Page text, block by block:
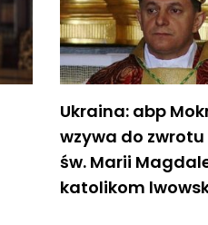
Ukraina: abp
wzywa do zwrotu
św. Marii
katolikom